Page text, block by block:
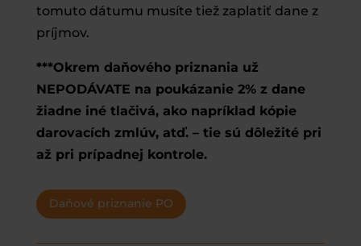
tomuto dátumu musíte tiež zaplatiť dane z
príjmov.
***Okrem daňového priznania už
NEPODÁVATE na poukázanie 2% z dane
žiadne iné tlačivá, ako napríklad kópie
darovacích zmlúv, atď. – tie sú dôležité pri
až pri prípadnej kontrole.
Daňové priznanie PO